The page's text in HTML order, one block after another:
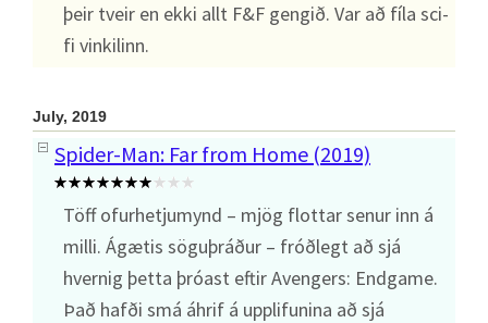
þeir tveir en ekki allt F&F gengið. Var að fíla sci-
fi vinkilinn.
July, 2019
Spider-Man: Far from Home (2019)
Töff ofurhetjumynd – mjög flottar senur inn á
milli. Ágætis söguþráður – fróðlegt að sjá
hvernig þetta þróast eftir Avengers: Endgame.
Það hafði smá áhrif á upplifunina að sjá